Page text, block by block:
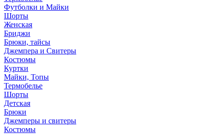
Футболки и Майки
Шорты
Женская
Бриджи
Брюки, тайсы
Джемпера и Свитеры
Костюмы
Куртки
Майки, Топы
Термобелье
Шорты
Детская
Брюки
Джемперы и свитеры
Костюмы